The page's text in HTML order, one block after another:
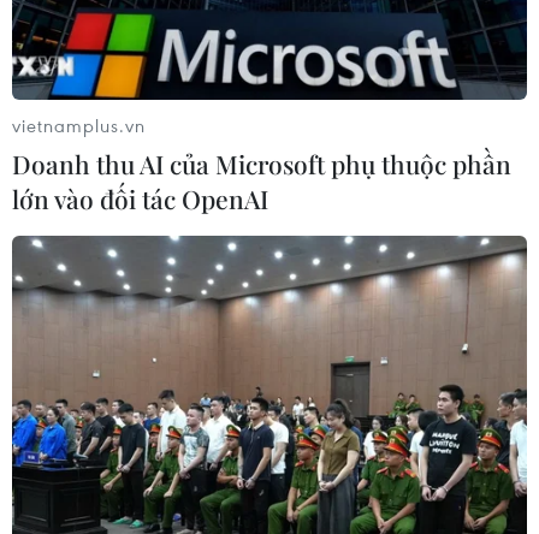
Phó Chủ tịch Quốc hội Nguyễn Khắc Định (bên phải) lưu bút tại
trường Đại học Quốc gia Brunei. (Ảnh: Hằng Linh/ TTXVN)
Mặc dù mới được đưa vào giảng dạy tại trường
Đại học Quốc gia Brunei (UBD) từ năm 2022,
song cho đến nay lớp học tiếng Việt, do Tiến sỹ
vietnamplus.vn
Doanh thu AI của Microsoft phụ thuộc phần
lớn vào đối tác OpenAI